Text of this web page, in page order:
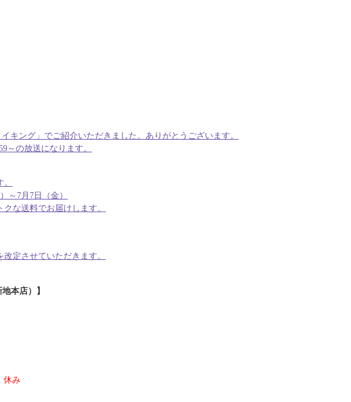
キング」でご紹介いただきました。ありがとうございます。
～の放送になります。
～7月7日（金）
な送料でお届けします。
定させていただきます。
本店）】
休み